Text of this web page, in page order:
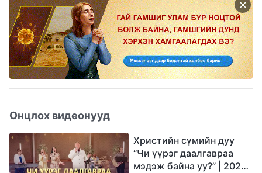
Онцлох видеонууд
Христийн сүмийн дуу
“Чи үүрэг даалгавраа
мэдэж байна уу?” | 2026